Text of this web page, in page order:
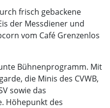
frisch gebackene
der Messdiener und
vom Café Grenzenlos
Bühnenprogramm. Mit
die Minis des CVWB,
sowie das
Höhepunkt des